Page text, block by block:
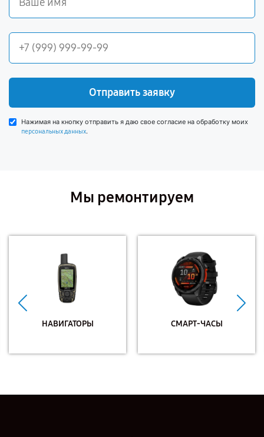
Отправить заявку
Нажимая на кнопку отправить я даю свое согласие на обработку моих
персональных данных.
Мы ремонтируем
НАВИГАТОРЫ СМАРТ-ЧАСЫ